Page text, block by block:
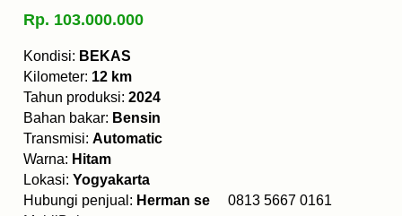
Rp. 103.000.000
Kondisi: BEKAS
Kilometer: 12 km
Tahun produksi: 2024
Bahan bakar: Bensin
Transmisi: Automatic
Warna: Hitam
Lokasi: Yogyakarta
Hubungi penjual: Herman se 0813 5667 0161